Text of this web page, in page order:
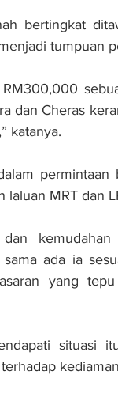
bertingkat
tumpuan
dan Cheras
katanya.
permintaan
MRT dan
ada ia
yang tepu
situasi